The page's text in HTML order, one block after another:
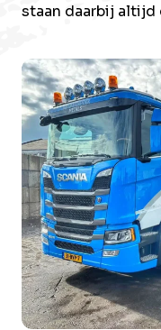
staan daarbij altijd